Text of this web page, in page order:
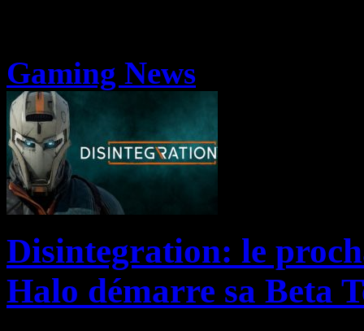
Gaming News
Disintegration: le
Halo démarre sa Beta